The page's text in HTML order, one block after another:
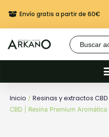
Envío gratis a partir de 60€
Buscar:
Inicio / Resinas y extractos CBD
CBD | Resina Premium Aromática